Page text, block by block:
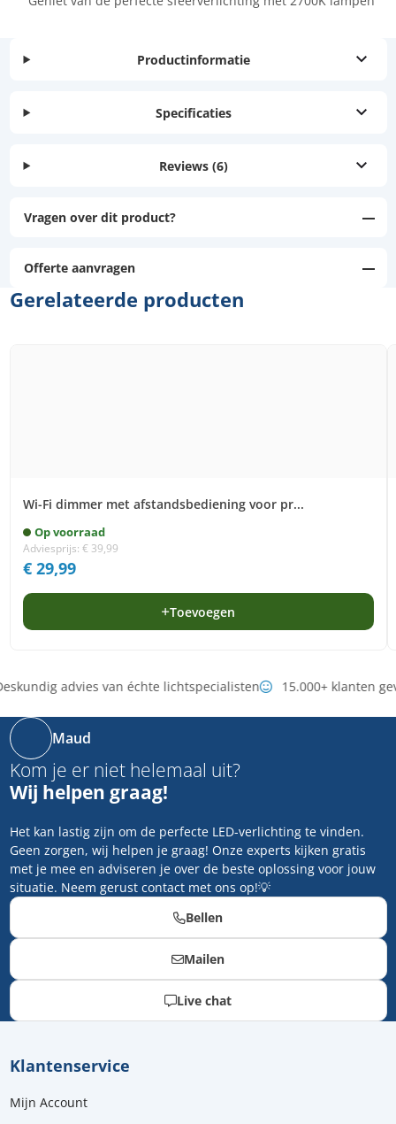
Productinformatie
Specificaties
Reviews (6)
Vragen over dit product?
Offerte aanvragen
Gerelateerde producten
Wi-Fi dimmer met afstandsbediening voor pr...
Op voorraad
Adviesprijs: €39,99
€29,99
Toevoegen
advies van échte lichtspecialisten 15.000+ klanten
Maud
Kom je er niet helemaal uit?
Wij helpen graag!
Het kan lastig zijn om de perfecte LED-verlichting te vinden.
Geen zorgen, wij helpen je graag! Onze experts kijken gratis
met je mee en adviseren je over de beste oplossing voor jouw
situatie. Neem gerust contact met ons op!💡
Bellen
Mailen
Live chat
Klantenservice
Mijn Account